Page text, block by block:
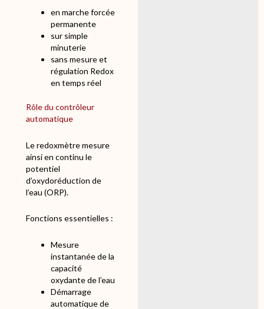
en marche forcée
permanente
sur simple
minuterie
sans mesure et
régulation Redox
en temps réel
Rôle du contrôleur
automatique
Le redoxmètre mesure
ainsi en continu le
potentiel
d’oxydoréduction de
l’eau (ORP).
Fonctions essentielles :
Mesure
instantanée de la
capacité
oxydante de l’eau
Démarrage
automatique de